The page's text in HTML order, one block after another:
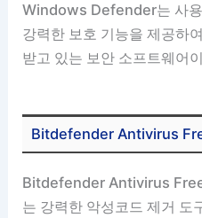
Windows Defender는 사
강력한 보호 기능을 제공하
받고 있는 보안 소프트웨어
Bitdefender Antivirus
Bitdefender Antivirus
는 강력한 악성코드 제거 도